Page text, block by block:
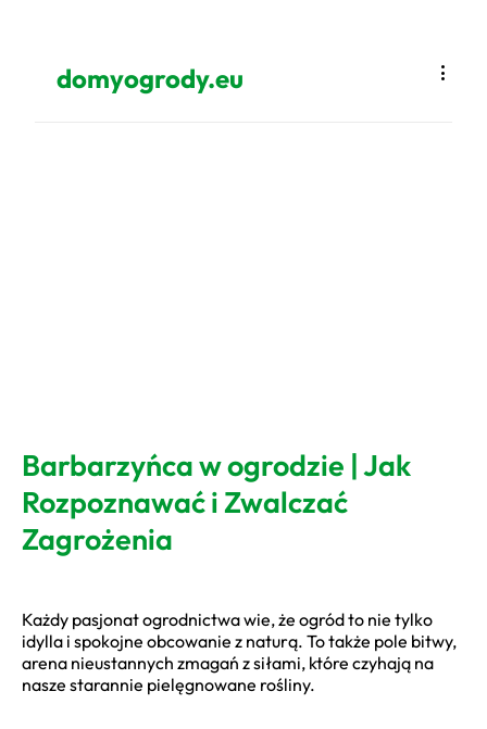
domyogrody.eu
Barbarzyńca w ogrodzie | Jak
Rozpoznawać i Zwalczać
Zagrożenia
Każdy pasjonat ogrodnictwa wie, że ogród to nie tylko
idylla i spokojne obcowanie z naturą. To także pole bitwy,
arena nieustannych zmagań z siłami, które czyhają na
nasze starannie pielęgnowane rośliny.